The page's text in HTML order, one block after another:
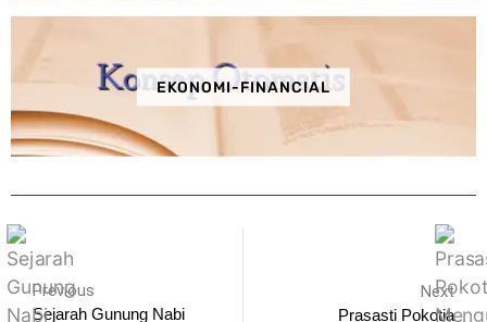
EKONOMI-FINANCIAL
Previous
Sejarah Gunung Nabi
Next
Prasasti Pokotia